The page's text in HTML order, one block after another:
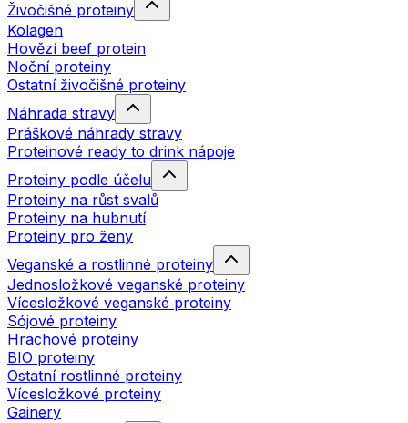
Živočišné proteiny
Kolagen
Hovězí beef protein
Noční proteiny
Ostatní živočišné proteiny
Náhrada stravy
Práškové náhrady stravy
Proteinové ready to drink nápoje
Proteiny podle účelu
Proteiny na růst svalů
Proteiny na hubnutí
Proteiny pro ženy
Veganské a rostlinné proteiny
Jednosložkové veganské proteiny
Vícesložkové veganské proteiny
Sójové proteiny
Hrachové proteiny
BIO proteiny
Ostatní rostlinné proteiny
Vícesložkové proteiny
Gainery